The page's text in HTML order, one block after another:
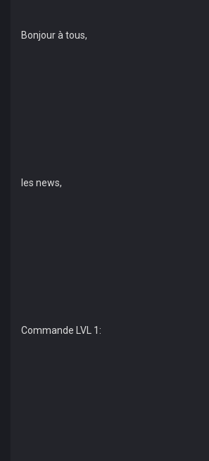
Bonjour à tous,
les news,
Commande LVL 1: